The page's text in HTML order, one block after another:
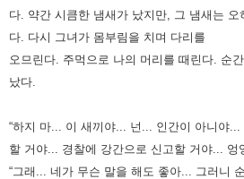
다. 약간 시큼한 냄새가 났지만, 그 냄새는 오
다. 다시 그녀가 몸부림을 치며 다리를
오므린다. 주먹으로 나의 머리를 때린다. 순
났다.
“하지 마... 이 새끼야... 넌... 인간이 아니야
할 거야... 경찰에 강간으로 신고할 거야...
“그래... 네가 무슨 말을 해도 좋아... 그러니